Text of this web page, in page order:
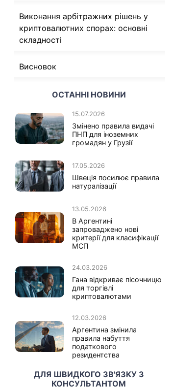
Виконання арбітражних рішень у
криптовалютних спорах: основні
складності
Висновок
ОСТАННІ НОВИНИ
15.07.2026
Змінено правила видачі
ПНП для іноземних
громадян у Грузії
17.05.2026
Швеція посилює правила
натуралізації
13.05.2026
В Аргентині
запроваджено нові
критерії для класифікації
МСП
24.03.2026
Гана відкриває пісочницю
для торгівлі
криптовалютами
12.03.2026
Аргентина змінила
правила набуття
податкового
резидентства
ДЛЯ ШВИДКОГО ЗВ'ЯЗКУ З
КОНСУЛЬТАНТОМ